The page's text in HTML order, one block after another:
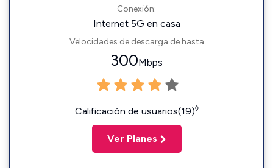
Conexión:
Internet 5G en casa
Velocidades de descarga de hasta
300Mbps
Calificación de usuarios(19)◊
Ver Planes